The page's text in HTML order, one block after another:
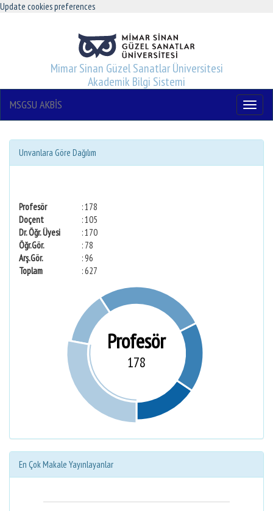
Update cookies preferences
Mimar Sinan Güzel Sanatlar Üniversitesi
Akademik Bilgi Sistemi
Menu
MSGSU AKBİS
Unvanlara Göre Dağılım
Profesör
: 178
Doçent
: 105
Dr. Öğr. Üyesi
: 170
Öğr.Gör.
: 78
Arş.Gör.
: 96
Toplam
: 627
Profesör
178
En Çok Makale Yayınlayanlar